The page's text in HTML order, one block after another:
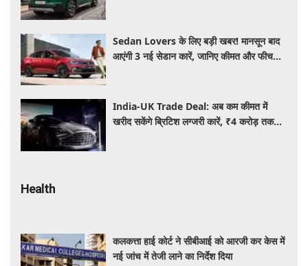
Sedan Lovers के लिए बड़ी खबर! मानसून बाद
आएंगी 3 नई सेडान कारें, जानिए कीमत और फीचर्स
India-UK Trade Deal: अब कम कीमत में
खरीद सकेंगे ब्रिटिश लग्जरी कारें, ₹4 करोड़ तक
Health
कलकत्ता हाई कोर्ट ने सीबीआई को आरजी कर केस में
नई जांच में तेजी लाने का निर्देश दिया